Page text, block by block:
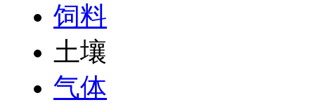
饲料
土壤
气体